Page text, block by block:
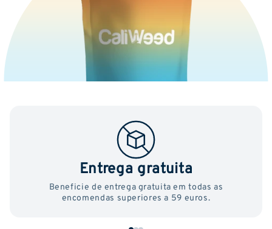
Entrega gratuita
Beneficie de entrega gratuita em todas as
encomendas superiores a 59 euros.